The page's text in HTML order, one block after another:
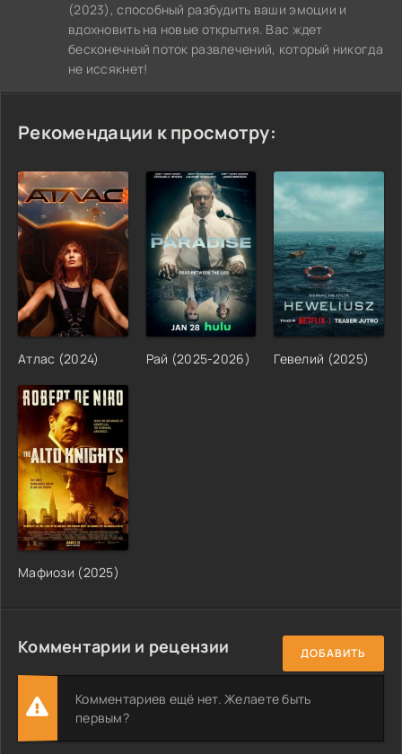
(2023), способный разбудить ваши эмоции и
вдохновить на новые открытия. Вас ждет
бесконечный поток развлечений, который никогда
не иссякнет!
Рекомендации к просмотру:
Атлас (2024) Рай (2025-2026) Гевелий (2025)
Мафиози (2025)
Комментарии и рецензии ДОБАВИТЬ
Комментариев ещё нет. Желаете быть
первым?